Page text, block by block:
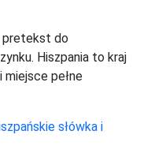
pretekst do
Hiszpania to kraj
i miejsce pełne
słówka i